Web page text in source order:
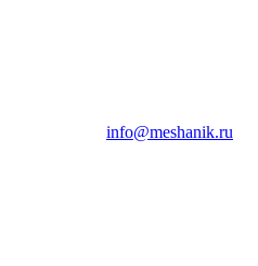
info@meshanik.ru